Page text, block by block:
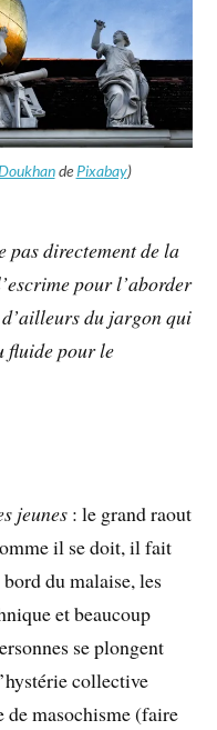
de Pixabay)
pas directement de la
pour l’aborder
du jargon qui
fluide pour le
jeunes : le grand raout
il se doit, il fait
du malaise, les
et beaucoup
se plongent
collective
de masochisme (faire